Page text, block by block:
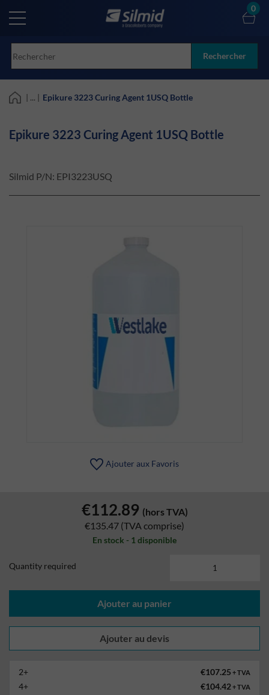
main
Rechercher
0
| ... | Epikure 3223 Curing Agent 1USQ Bottle
Epikure 3223 Curing Agent 1USQ Bottle
Silmid P/N: EPI3223USQ
Ajouter aux Favoris
€112.89 (hors TVA)
€135.47 (TVA comprise)
En stock - 1 disponible
Quantity required
Ajouter au panier
2+ €107.25 + TVA
4+ €104.42 + TVA